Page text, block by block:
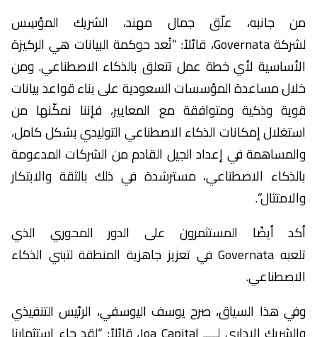
من جانبه، علّق جمال مهند، الشريك المؤسِس
لشركة Governata، قائلاً: “تُعد حوكمة البيانات هي الركيزة
الأساسية لأي خطة عمل تتعلق بالذكاء الاصطناعي. ومن
خلال مساعدة المؤسسات السعودية على بناء قواعد بيانات
قوية وذكية ومتوافقة مع المعايير، فإننا نمكّنها من
استغلال إمكانات الذكاء الاصطناعي التوليدي بشكل كامل،
والمساهمة في إعداد الجيل القادم من الشركات المدعومة
بالذكاء الاصطناعي، مسترشدة في ذلك بالثقة والابتكار
والامتثال”.
أكد أيضًا المستثمرون على الدور المحوري الذي
تلعبه Governata في تعزيز جاهزية المنطقة لتبني الذكاء
الاصطناعي.
وفي هذا السياق، صرح يوسف اليوسفي، الرئيس التنفيذي